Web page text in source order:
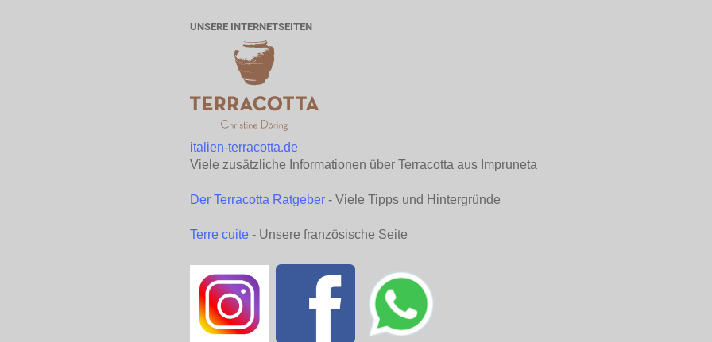
UNSERE INTERNETSEITEN
italien-terracotta.de
Viele zusätzliche Informationen über Terracotta aus Impruneta
Der Terracotta Ratgeber - Viele Tipps und Hintergründe
Terre cuite - Unsere französische Seite